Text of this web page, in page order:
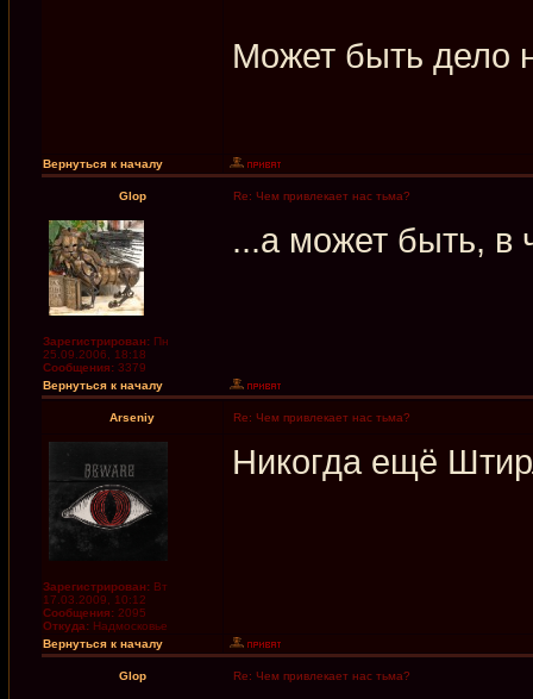
Может быть дело
Вернуться к началу
Glop Re: Чем привлекает нас тьма?
Зарегистрирован: Пн
25.09.2006, 18:18
Сообщения: 3379
...а может быть, в
Вернуться к началу
Arseniy Re: Чем привлекает нас тьма?
Зарегистрирован: Вт
17.03.2009, 10:12
Сообщения: 2095
Откуда: Надмосковье
Никогда ещё
Вернуться к началу
Glop Re: Чем привлекает нас тьма?